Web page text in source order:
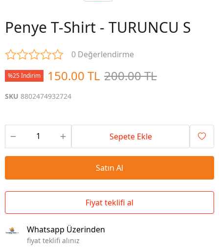
Penye T-Shirt - TURUNCU S
0 Değerlendirme
%25 İndirim 150.00 TL 200.00 TL
SKU 8802474932724
Sepete Ekle
Satın Al
Fiyat teklifi al
Whatsapp Üzerinden
fiyat teklifi alınız